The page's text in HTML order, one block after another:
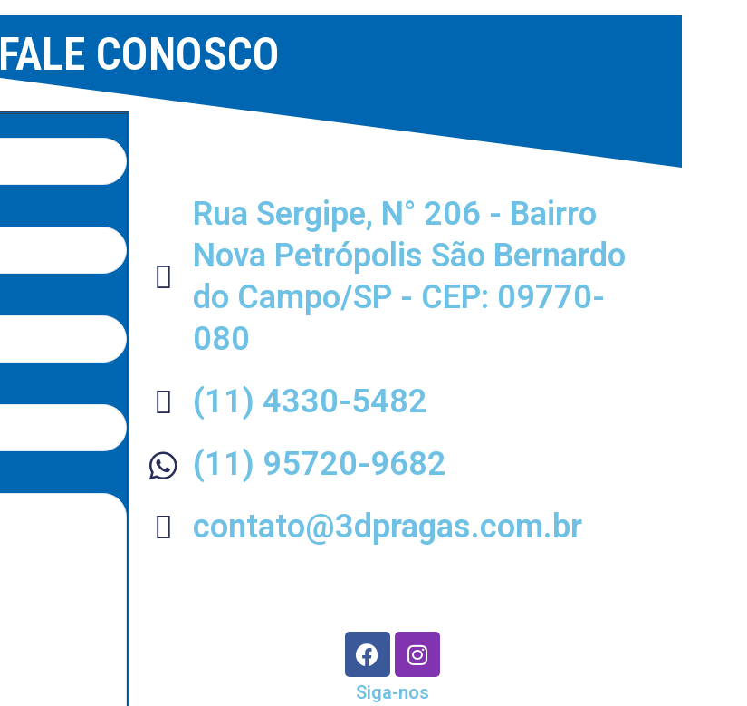
FALE CONOSCO
Rua Sergipe, N° 206 - Bairro
Nova Petrópolis São Bernardo
do Campo/SP - CEP: 09770-
080
(11) 4330-5482
(11) 95720-9682
contato@3dpragas.com.br
F
a
c
I
n
s
Siga-nos